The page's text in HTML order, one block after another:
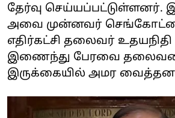
தேர்வு செய்யப்பட்டுள்ளனர்.
அவை முன்னவர்
எதிர்கட்சி தலைவர்
இணைந்து பேரவை
இருக்கையில் அமர